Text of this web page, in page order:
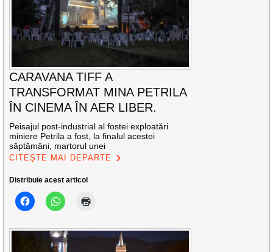
CARAVANA TIFF A
TRANSFORMAT MINA PETRILA
ÎN CINEMA ÎN AER LIBER.
Peisajul post-industrial al fostei exploatări
miniere Petrila a fost, la finalul acestei
săptămâni, martorul unei
CITEȘTE MAI DEPARTE
Distribuie acest articol